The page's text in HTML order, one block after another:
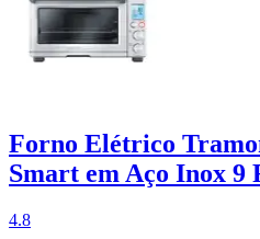
Forno Elétrico
Smart em Aço Inox 9
4.8